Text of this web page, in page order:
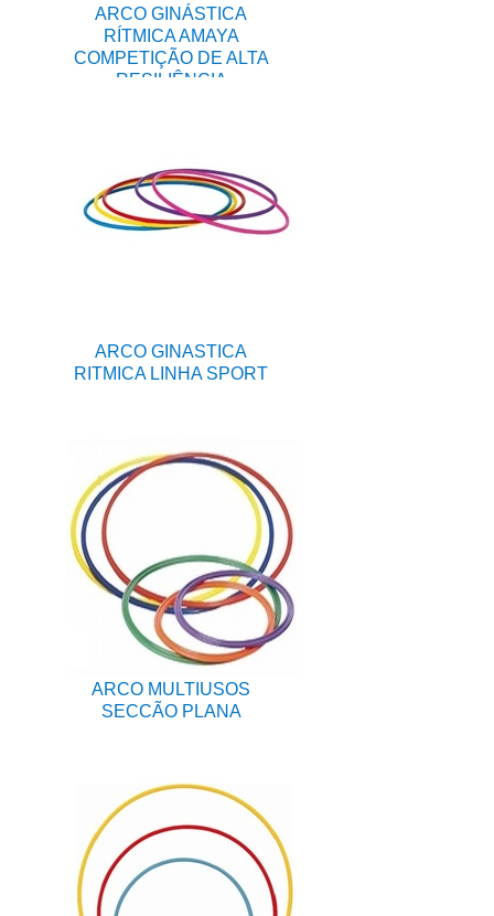
ARCO GINÁSTICA
RÍTMICA AMAYA
COMPETIÇÃO DE ALTA
RESILIÊNCIA
ARCO GINASTICA
RITMICA LINHA SPORT
ARCO MULTIUSOS
SECCÃO PLANA